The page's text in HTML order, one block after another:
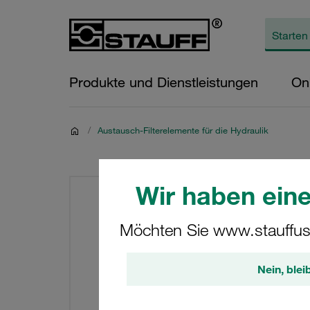
Wir haben
Möchten Sie
Nein,
Produkte und Dienstleistungen
/ Austausch-Filterelemente für die Hydraulik